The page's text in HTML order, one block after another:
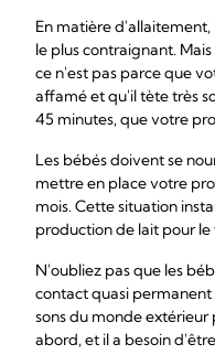
En matière
le plus contraignant.
ce n'est pas parce que
affamé et qu'il tète très
45 minutes, que votre
Les bébés doivent se
mettre en place votre
mois. Cette situation
production de lait pour
N'oubliez pas que les
contact quasi permanent
sons du monde
abord, et il a besoin